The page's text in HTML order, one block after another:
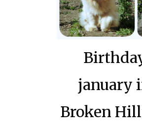
BEMUTATKOZÁS
january
Broken